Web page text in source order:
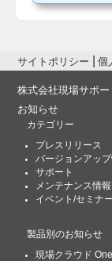
サイトポリシー 個
株式会社現場サポ
お知らせ
カテゴリー
プレスリリース
バージョンアッ
サポート
メンテナンス情報
イベント/セミナー
製品別のお知らせ
現場クラウド One